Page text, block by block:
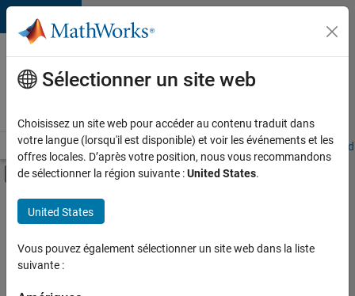
Passer au contenu
Votre
carrière
chez
Accueil Explorer nos opportunités Adresses de nos bureaux
Activer/désactiver l'affichage du menu
Contenu principal
FILTRER PAR
Technologies de l’information
Opérations commerciales
Services marketing
Sélectionner un site web
Choisissez un site web pour accéder au contenu traduit dans
votre langue (lorsqu'il est disponible) et voir les événements et les
offres locales. D’après votre position, nous vous recommandons
de sélectionner la région suivante :United States.
United States
Vous pouvez également sélectionner un site web dans la liste
suivante :